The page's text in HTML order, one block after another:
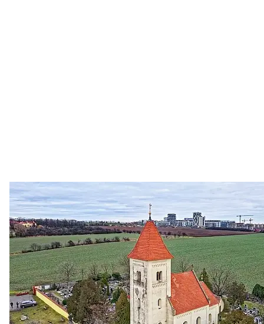
Zastanem se 03. 08. 2026
Politika • Volební seriál #02: Nová výstavba v jihozápadním
městě
Jakými nástroji navrhujete vstupovat z pozice ÚMČ Praha
13 do procesů developerské výstavby např. v lokalitě
Třebonice a Chaby, kterou umožňuje nově schválený
Metropolitn...